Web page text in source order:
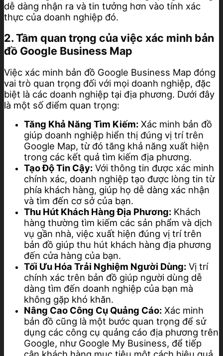
dễ dàng nhận ra và tin tưởng hơn vào tính xác
thực của doanh nghiệp đó.
2. Tầm quan trọng của việc xác minh bản
đồ Google Business Map
Việc xác minh bản đồ Google Business Map đóng
vai trò quan trọng đối với mọi doanh nghiệp, đặc
biệt là các doanh nghiệp tại địa phương. Dưới đây
là một số điểm quan trọng:
Tăng Khả Năng Tìm Kiếm: Xác minh bản đồ
giúp doanh nghiệp hiển thị đúng vị trí trên
Google Map, từ đó tăng khả năng xuất hiện
trong các kết quả tìm kiếm địa phương.
Tạo Độ Tin Cậy: Với thông tin được xác minh
chính xác, doanh nghiệp tạo được lòng tin từ
phía khách hàng, giúp họ dễ dàng xác nhận
và tìm đến cơ sở của bạn.
Thu Hút Khách Hàng Địa Phương: Khách
hàng thường tìm kiếm các sản phẩm và dịch
vụ gần nhà, việc xuất hiện đúng vị trí trên
bản đồ giúp thu hút khách hàng địa phương
đến cửa hàng của bạn.
Tối Ưu Hóa Trải Nghiệm Người Dùng: Vị trí
chính xác trên bản đồ giúp người dùng dễ
dàng tìm đến doanh nghiệp của bạn mà
không gặp khó khăn.
Nâng Cao Công Cụ Quảng Cáo: Xác minh
bản đồ cũng là một bước quan trọng để sử
dụng các công cụ quảng cáo địa phương trên
Google, như Google My Business, để tiếp